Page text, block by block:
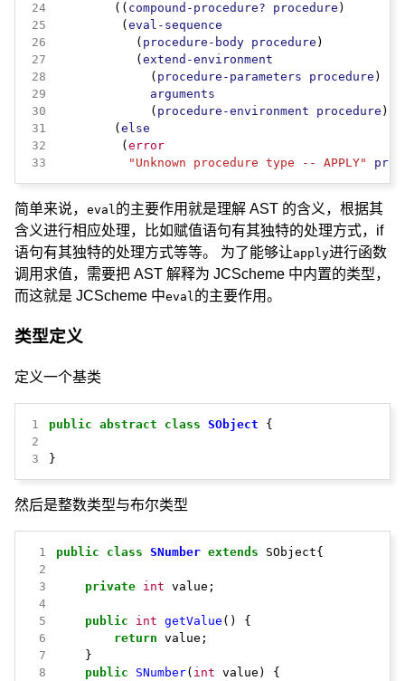
24
        ((
compound-procedure? procedure
25
         (
eval-sequence
26
           (
procedure-body procedure
27
           (
extend-environment
28
             (
procedure-parameters procedure
29
arguments
30
             (
procedure-environment
procedure
31
        (
else
32
         (
error
33
"Unknown procedure type -- APPLY"
简单来说， eval 的主要作用就是理解 AST 的含义，根据其
含义进行相应处理，比如赋值语句有其独特的处理方式，if
语句有其独特的处理方式等等。 为了能够让apply进行函数
调用求值，需要把 AST 解释为 JCScheme 中内置的类型，
而这就是 JCScheme 中eval 的主要作用。
类型定义
定义一个基类
1 public abstract class SObject
{
2
3
}
然后是整数类型与布尔类型
1 public class SNumber extends
SObject{
2
3
private int value;
4
5
public int getValue ()
{
6
return value;
7
}
8
public SNumber( int value)
{